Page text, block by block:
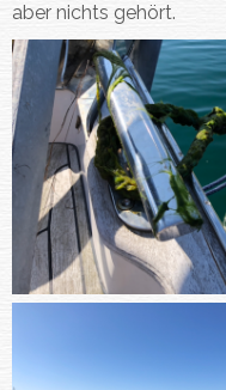
aber nichts gehört.